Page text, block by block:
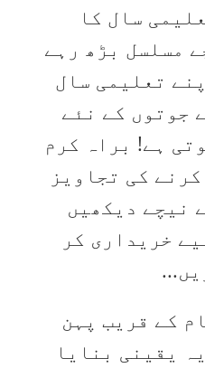
سال کا
مسلسل بڑھ رہے
تعلیمی سال
جوتوں کے نئے
ہے! براہ کرم
کی تجاویز
نیچے دیکھیں
خریداری کر
کے قریب پہن
یقینی بنایا